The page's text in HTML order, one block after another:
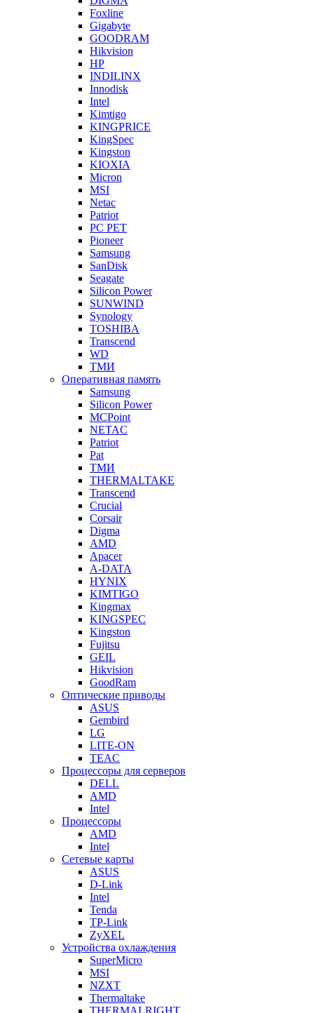
Foxline
Gigabyte
GOODRAM
Hikvision
HP
INDILINX
Innodisk
Intel
Kimtigo
KINGPRICE
KingSpec
Kingston
KIOXIA
Micron
MSI
Netac
Patriot
PC PET
Pioneer
Samsung
SanDisk
Seagate
Silicon Power
SUNWIND
Synology
TOSHIBA
Transcend
WD
ТМИ
Оперативная память
Samsung
Silicon Power
MCPoint
NETAC
Patriot
Pat
ТМИ
THERMALTAKE
Transcend
Crucial
Corsair
Digma
AMD
Apacer
A-DATA
HYNIX
KIMTIGO
Kingmax
KINGSPEC
Kingston
Fujitsu
GEIL
Hikvision
GoodRam
Оптические приводы
ASUS
Gembird
LG
LITE-ON
TEAC
Процессоры для серверов
DELL
AMD
Intel
Процессоры
AMD
Intel
Сетевые карты
ASUS
D-Link
Intel
Tenda
TP-Link
ZyXEL
Устройства охлаждения
SuperMicro
MSI
NZXT
Thermaltake